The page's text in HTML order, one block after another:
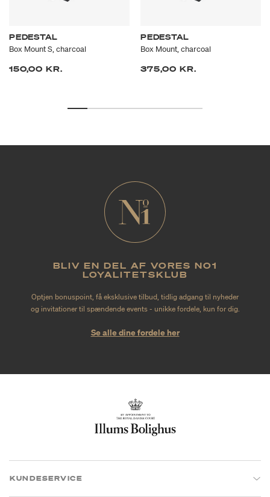
PEDESTAL
Box Mount S, charcoal
150,00 KR.
PEDESTAL
Box Mount, charcoal
375,00 KR.
BLIV EN DEL AF VORES NO1
LOYALITETSKLUB
Optjen bonuspoint, få eksklusive tilbud, tidlig adgang til nyheder
og invitationer til spændende events - unikke fordele, kun for dig.
Se alle dine fordele her
KUNDESERVICE